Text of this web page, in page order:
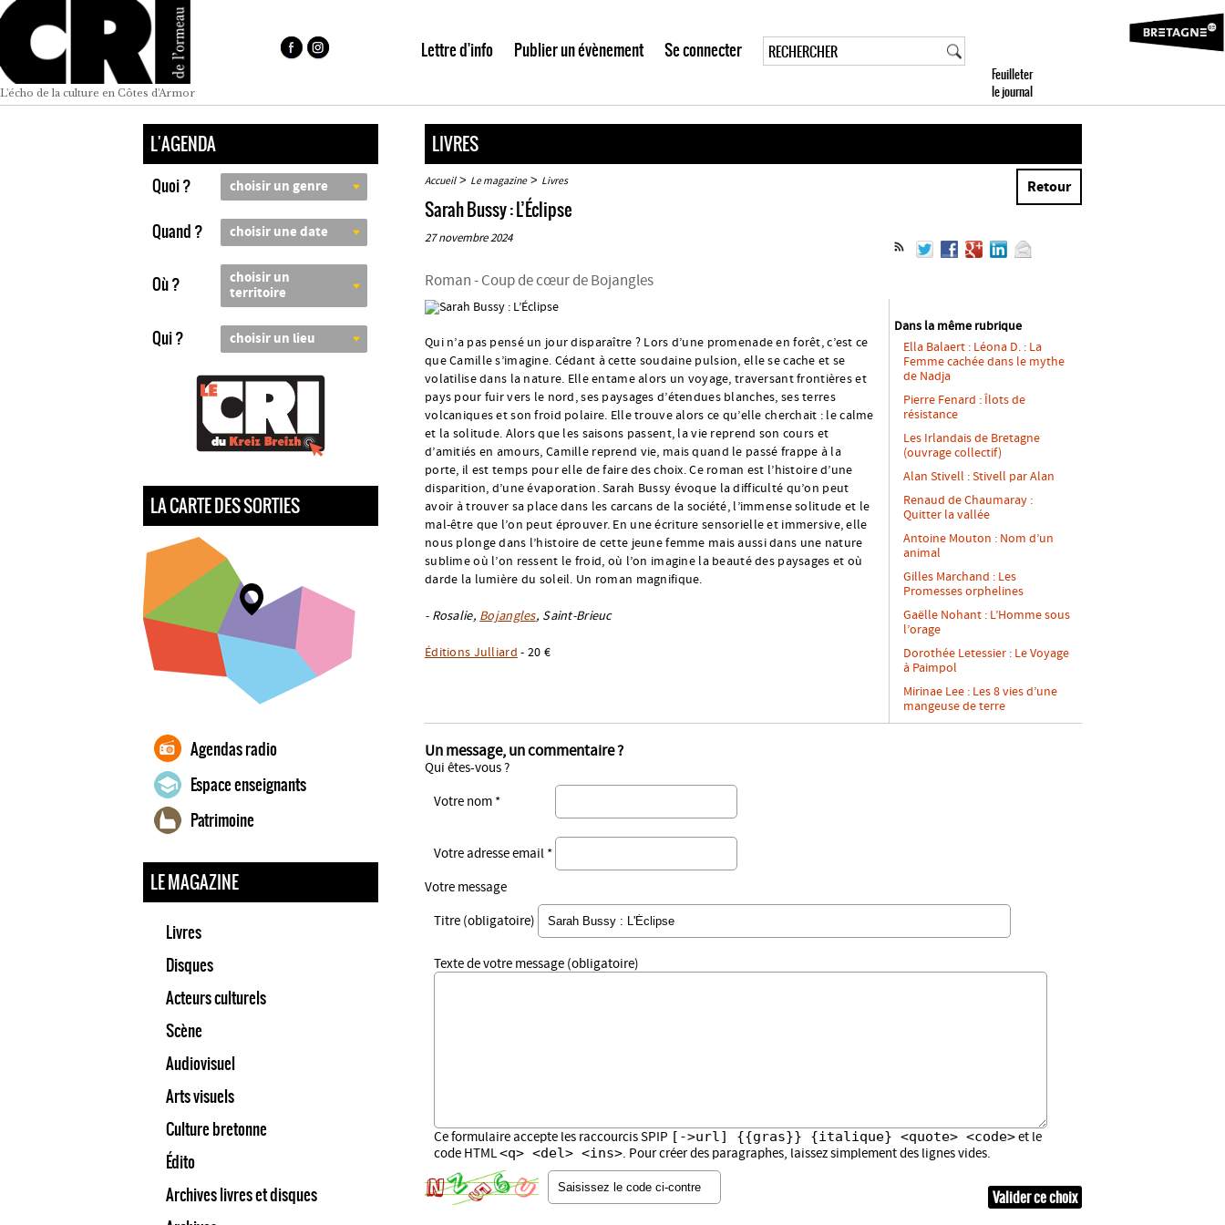
L'écho de la culture en Côtes d'Armor
Lettre d'info Publier un évènement Se connecter
L'AGENDA
Quoi ? choisir un genre
Quand ? choisir une date
Où ?
choisir un
territoire
Qui ? choisir un lieu
LA CARTE DES SORTIES
Agendas radio
Espace enseignants
Patrimoine
LE MAGAZINE
Livres
Disques
Acteurs culturels
Scène
Audiovisuel
Arts visuels
Culture bretonne
Édito
Archives livres et disques
LIVRES
Accueil> Le magazine> Livres Retour
Sarah Bussy : L’Éclipse
27 novembre 2024
Roman - Coup de cœur de Bojangles
Qui n’a pas pensé un jour disparaître ? Lors d’une promenade en forêt, c’est ce
que Camille s’imagine. Cédant à cette soudaine pulsion, elle se cache et se
volatilise dans la nature. Elle entame alors un voyage, traversant frontières et
pays pour fuir vers le nord, ses paysages d’étendues blanches, ses terres
volcaniques et son froid polaire. Elle trouve alors ce qu’elle cherchait : le calme
et la solitude. Alors que les saisons passent, la vie reprend son cours et
d’amitiés en amours, Camille reprend vie, mais quand le passé frappe à la
porte, il est temps pour elle de faire des choix. Ce roman est l’histoire d’une
disparition, d’une évaporation. Sarah Bussy évoque la difficulté qu’on peut
avoir à trouver sa place dans les carcans de la société, l’immense solitude et le
mal-être que l’on peut éprouver. En une écriture sensorielle et immersive, elle
nous plonge dans l’histoire de cette jeune femme mais aussi dans une nature
sublime où l’on ressent le froid, où l’on imagine la beauté des paysages et où
darde la lumière du soleil. Un roman magnifique.
- Rosalie, Bojangles, Saint-Brieuc
Éditions Julliard - 20 €
Dans la même rubrique
Ella Balaert : Léona D. : La
Femme cachée dans le mythe
de Nadja
Pierre Fenard : Îlots de
résistance
Les Irlandais de Bretagne
(ouvrage collectif)
Alan Stivell : Stivell par Alan
Renaud de Chaumaray :
Quitter la vallée
Antoine Mouton : Nom d’un
animal
Gilles Marchand : Les
Promesses orphelines
Gaëlle Nohant : L’Homme sous
l’orage
Dorothée Letessier : Le Voyage
à Paimpol
Mirinae Lee : Les 8 vies d’une
mangeuse de terre
Un message, un commentaire ?
Qui êtes-vous ?
Votre nom *
Votre adresse email *
Votre message
Titre (obligatoire)
Texte de votre message (obligatoire)
Ce formulaire accepte les raccourcis SPIP [->url] {{gras}} {italique} <quote> <code>et le
code HTML<q> <del> <ins>. Pour créer des paragraphes, laissez simplement des lignes vides.